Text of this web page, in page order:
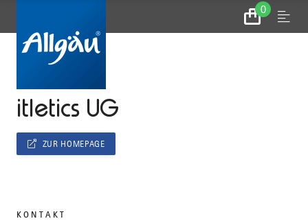
0
Zum
Warenkorb
Menu
itletics UG
ZUR HOMEPAGE
KONTAKT